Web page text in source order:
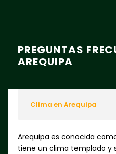
PREGUNTAS
AREQUIPA
Clima en Arequipa
Arequipa es conocida
tiene un clima templado y